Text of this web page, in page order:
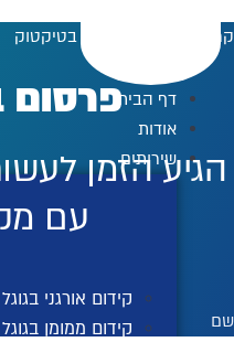
לתוכן
דף הבית
אודות
שירותים
קידום אורגני בגוגל
קידום ממומן בגוגל
קרויזר דיגיטל פרסום בטיקטוק
פרסום
הגיע הזמן
עם
שם